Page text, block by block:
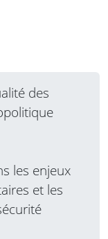
des
les enjeux
et les